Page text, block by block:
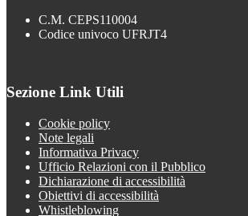
C.M. CEPS110004
Codice univoco UFRJT4
Sezione Link Utili
Cookie policy
Note legali
Informativa Privacy
Ufficio Relazioni con il Pubblico
Dichiarazione di accessibilità
Obiettivi di accessibilità
Whistleblowing